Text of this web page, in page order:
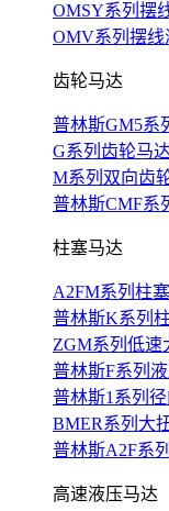
OMSY系列摆
OMV系列摆线
齿轮马达
普林斯GM5系
G系列齿轮马达
M系列双向齿
普林斯CMF系
柱塞马达
A2FM系列柱
普林斯K系列
ZGM系列低速
普林斯F系列
普林斯1系列
BMER系列大
普林斯A2F系
高速液压马达